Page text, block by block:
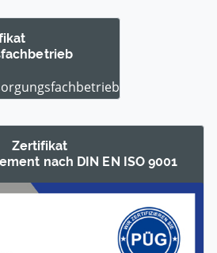
Zertifikat
nach DIN EN ISO 9001